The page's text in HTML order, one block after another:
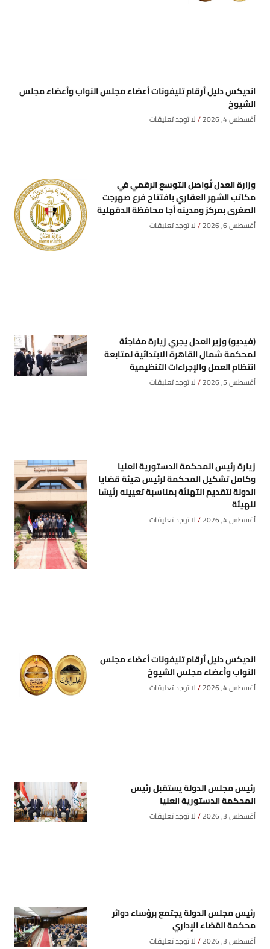
انديكس دليل أرقام تليفونات أعضاء مجلس النواب وأعضاء مجلس
الشيوخ
أغسطس 4, 2026 لا توجد تعليقات
وزارة العدل تُواصل التوسع الرقمي في
مكاتب الشهر العقاري بافتتاح فرع صهرجت
الصغرى بمركز ومدينه أجا محافظة الدقهلية
أغسطس 6, 2026 لا توجد تعليقات
(فيديو) وزير العدل يجري زيارة مفاجئة
لمحكمة شمال القاهرة الابتدائية لمتابعة
انتظام العمل والإجراءات التنظيمية
أغسطس 5, 2026 لا توجد تعليقات
زيارة رئيس المحكمة الدستورية العليا
وكامل تشكيل المحكمة لرئيس هيئة قضايا
الدولة لتقديم التهنئة بمناسبة تعيينه رئيسًا
للهيئة
أغسطس 4, 2026 لا توجد تعليقات
انديكس دليل أرقام تليفونات أعضاء مجلس
النواب وأعضاء مجلس الشيوخ
أغسطس 4, 2026 لا توجد تعليقات
رئيس مجلس الدولة يستقبل رئيس
المحكمة الدستورية العليا
أغسطس 3, 2026 لا توجد تعليقات
رئيس مجلس الدولة يجتمع برؤساء دوائر
محكمة القضاء الإداري
أغسطس 3, 2026 لا توجد تعليقات